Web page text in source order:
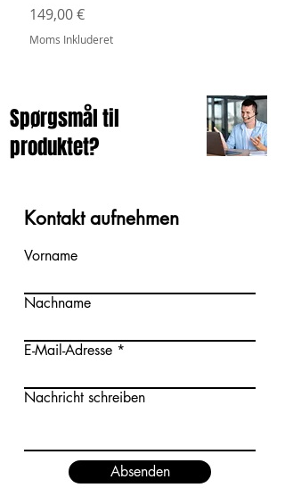
Pris
149,00 €
Moms Inkluderet
Spørgsmål til
produktet?
Kontakt aufnehmen
Vorname
Nachname
E-Mail-Adresse
Nachricht schreiben
Absenden